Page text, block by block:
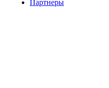
Партнеры